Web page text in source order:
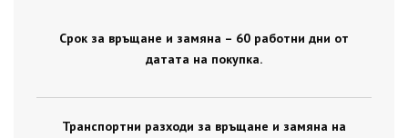
Срок за връщане и замяна – 60 работни дни от
датата на покупка.
Транспортни разходи за връщане и замяна на